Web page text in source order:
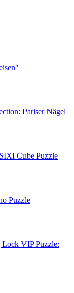
Pariser Nägel
Cube Puzzle
Puzzle
VIP Puzzle: